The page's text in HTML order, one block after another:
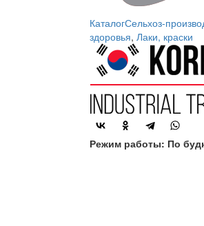
КаталогСельхоз-
здоровья, Лаки, краски
Режим работы: По